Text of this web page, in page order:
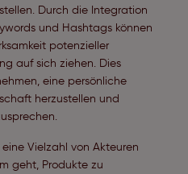
Durch die Integration
und Hashtags können
potenzieller
auf sich ziehen. Dies
eine persönliche
herzustellen und
eine Vielzahl von Akteuren
geht, Produkte zu